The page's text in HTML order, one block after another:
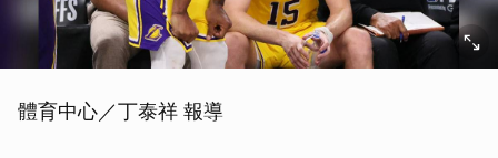
體育中心／丁泰祥 報導